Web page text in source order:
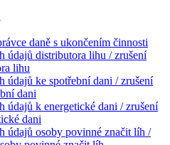
daně s ukončením činnosti
údajů distributora lihu / zrušení
lihu
údajů ke spotřební dani / zrušení
dani
údajů k energetické dani / zrušení
dani
údajů osoby povinné značit líh /